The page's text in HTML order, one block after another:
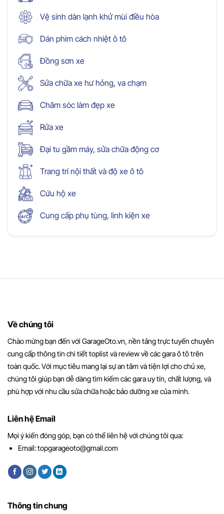
Vệ sinh dàn lạnh khử mùi điều hòa
Dán phim cách nhiệt ô tô
Đồng sơn xe
Sửa chữa xe hư hỏng, va chạm
Chăm sóc làm đẹp xe
Rửa xe
Đại tu gầm máy, sửa chữa động cơ
Trang trí nội thất và độ xe ô tô
Cứu hộ xe
Cung cấp phụ tùng, linh kiện xe
Về chúng tôi
Chào mừng bạn đến với GarageOto.vn, nền tảng trực tuyến chuyên
cung cấp thông tin chi tiết toplist và review về các gara ô tô trên
toàn quốc. Với mục tiêu mang lại sự an tâm và tiện lợi cho chủ xe,
chúng tôi giúp bạn dễ dàng tìm kiếm các gara uy tín, chất lượng, và
phù hợp với nhu cầu sửa chữa hoặc bảo dưỡng xe của mình.
Thông tin chung
Liên hệ Email
Mọi ý kiến đóng góp, bạn có thể liên hệ với chúng tôi qua:
Email:topgarageoto@gmail.com